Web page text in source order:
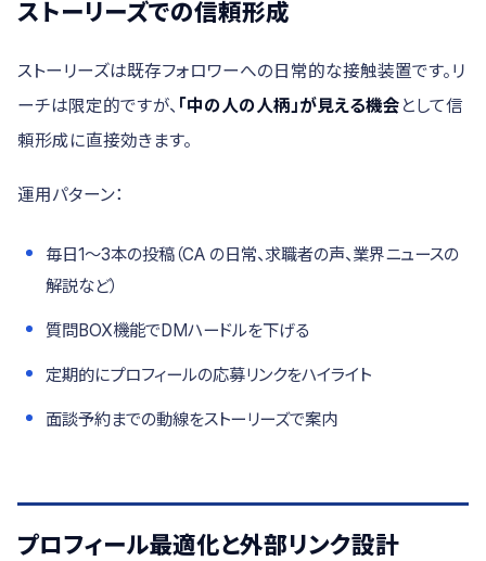
ストーリーズでの信頼形成
ストーリーズは既存フォロワーへの日常的な接触装置です。リ
ーチは限定的ですが、 「中の人の人柄」が見える機会 として信
頼形成に直接効きます。
運用パターン：
毎日1〜3本の投稿（CA の日常、求職者の声、業界ニュースの
解説など）
質問BOX機能でDMハードルを下げる
定期的にプロフィールの応募リンクをハイライト
面談予約までの動線をストーリーズで案内
プロフィール最適化と外部リンク設計